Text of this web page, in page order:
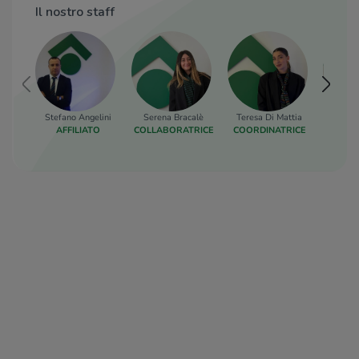
Il nostro staff
Stefano Angelini
AFFILIATO
Serena Bracalè
COLLABORATRICE
Teresa Di Mattia
COORDINATRICE